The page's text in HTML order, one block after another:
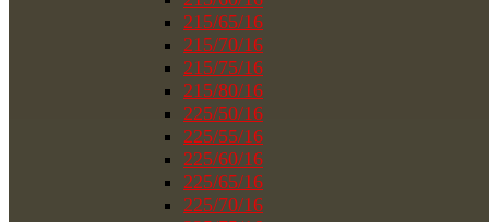
215/65/16
215/70/16
215/75/16
215/80/16
225/50/16
225/55/16
225/60/16
225/65/16
225/70/16